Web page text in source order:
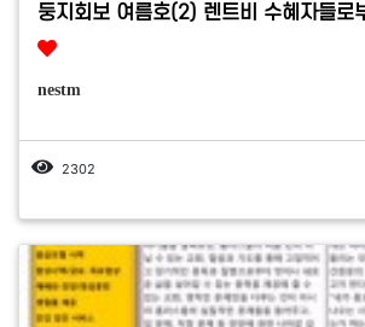
둥지회보 여름호(2) 렌트비 수혜자들로
nestm
2302